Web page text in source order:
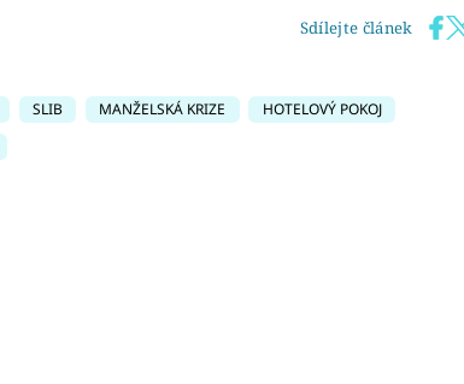
Sdílejte článek
SLIB MANŽELSKÁ KRIZE
HOTELOVÝ POKOJ